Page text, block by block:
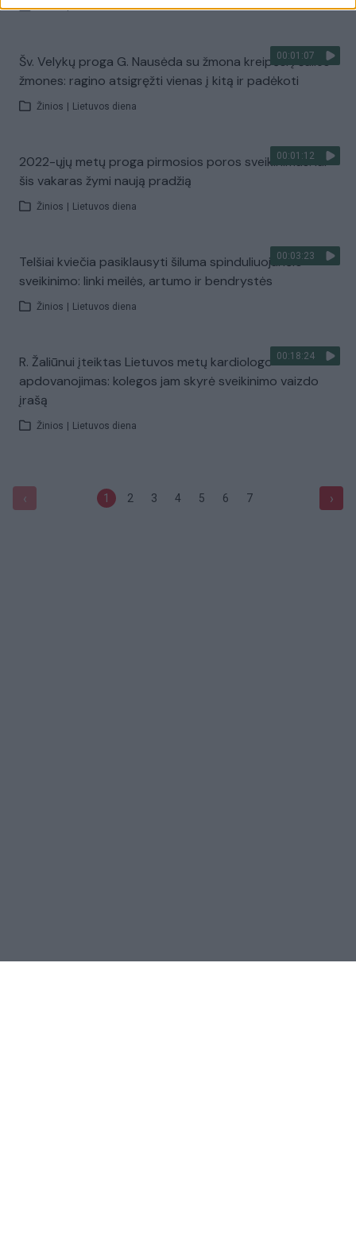
Žinios | Lietuvos diena
00:01:07
Šv. Velykų proga G. Nausėda su žmona kreipėsi į šalies
žmones: ragino atsigręžti vienas į kitą ir padėkoti
Žinios Lietuvos diena
00:01:12
2022-ųjų metų proga pirmosios poros sveikinimas: lai
šis vakaras žymi naują pradžią
Žinios Lietuvos diena
00:03:23
Telšiai kviečia pasiklausyti šiluma spinduliuojančio
sveikinimo: linki meilės, artumo ir bendrystės
Žinios Lietuvos diena
00:18:24
R. Žaliūnui įteiktas Lietuvos metų kardiologo
apdovanojimas: kolegos jam skyrė sveikinimo vaizdo
įrašą
Žinios Lietuvos diena
‹ 1 2 3 4 5 6 7 ›